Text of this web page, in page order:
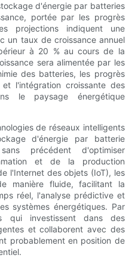
d'énergie par batteries
portée par les progrès
projections indiquent une
un taux de croissance annuel
à 20 % au cours de la
sera alimentée par les
des batteries, les progrès
l'intégration croissante des
le paysage énergétique
de réseaux intelligents
d'énergie par batterie
précédent d'optimiser
et de la production
l'Internet des objets (IoT), les
manière fluide, facilitant la
réel, l'analyse prédictive et
systèmes énergétiques. Par
qui investissent dans des
et collaborent avec des
probablement en position de